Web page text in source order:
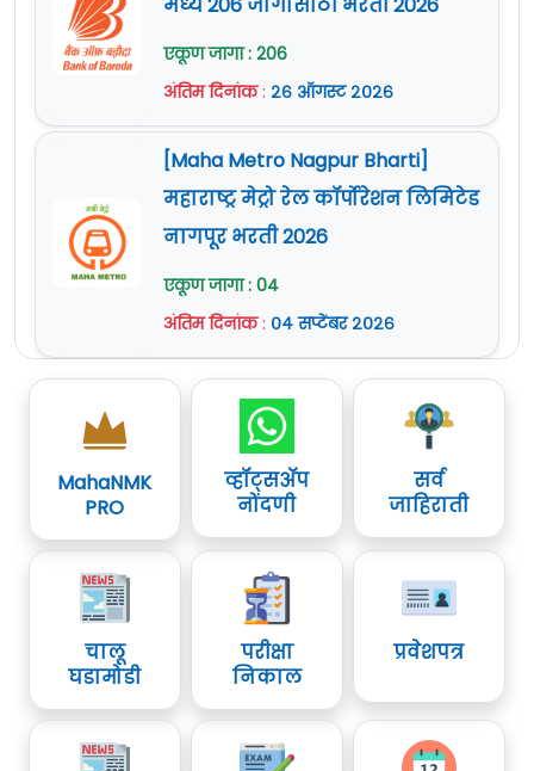
मध्ये 206 जागांसाठी भरती 2026
एकूण जागा : 206
अंतिम दिनांक : २६ ऑगस्ट २०२६
[Maha Metro Nagpur Bharti]
महाराष्ट्र मेट्रो रेल कॉर्पोरेशन लिमिटेड
नागपूर भरती 2026
एकूण जागा : 04
अंतिम दिनांक : ०४ सप्टेंबर २०२६
MahaNMK
PRO
व्हॉट्सॲप
नोंदणी
सर्व
जाहिराती
चालू
घडामोडी
परीक्षा
निकाल
प्रवेशपत्र